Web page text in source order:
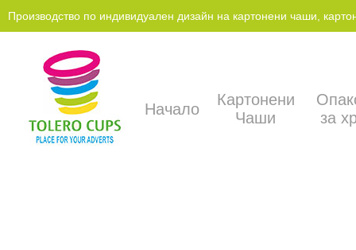
Производство по индивидуален дизайн на картонени чаши,
Начало
Картонени
Чаши
за